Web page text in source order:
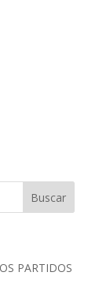
PARTIDOS